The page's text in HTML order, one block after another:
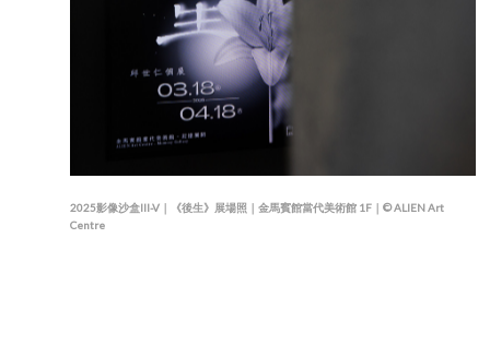
2025影像沙盒III-V｜《後生》展場照｜金馬賓館當代美術館 1F｜© ALIEN Art
Centre